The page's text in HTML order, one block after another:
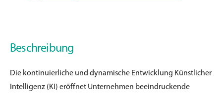
Beschreibung
Die kontinuierliche und dynamische Entwicklung Künstlicher
Intelligenz (KI) eröffnet Unternehmen beeindruckende